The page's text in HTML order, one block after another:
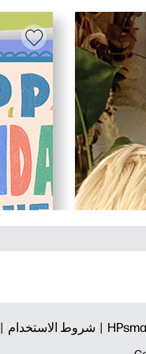
شروط الاستخدام |